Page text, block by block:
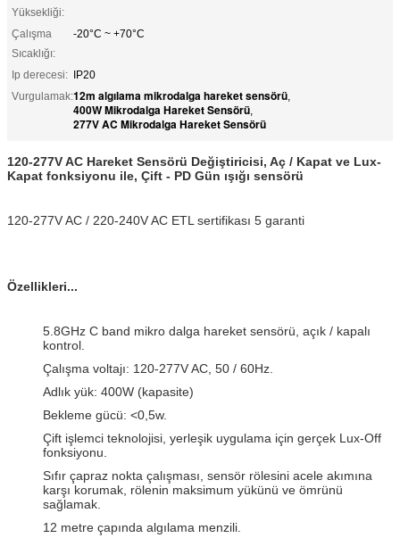
Yüksekliği:
Çalışma
Sıcaklığı:
-20°C ~ +70°C
Ip derecesi: IP20
Vurgulamak:12m algılama mikrodalga hareket sensörü,
400W Mikrodalga Hareket Sensörü,
277V AC Mikrodalga Hareket Sensörü
120-277V AC Hareket Sensörü Değiştiricisi, Aç / Kapat ve Lux-
Kapat fonksiyonu ile, Çift - PD Gün ışığı sensörü
120-277V AC / 220-240V AC ETL sertifikası 5 garanti
Özellikleri...
5.8GHz C band mikro dalga hareket sensörü, açık / kapalı
kontrol.
Çalışma voltajı: 120-277V AC, 50 / 60Hz.
Adlık yük: 400W (kapasite)
Bekleme gücü: <0,5w.
Çift işlemci teknolojisi, yerleşik uygulama için gerçek Lux-Off
fonksiyonu.
Sıfır çapraz nokta çalışması, sensör rölesini acele akımına
karşı korumak, rölenin maksimum yükünü ve ömrünü
sağlamak.
12 metre çapında algılama menzili.